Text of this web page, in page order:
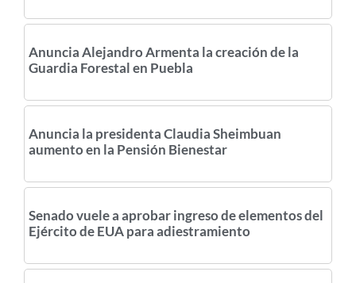
Anuncia Alejandro Armenta la creación de la
Guardia Forestal en Puebla
Anuncia la presidenta Claudia Sheimbuan
aumento en la Pensión Bienestar
Senado vuele a aprobar ingreso de elementos del
Ejército de EUA para adiestramiento